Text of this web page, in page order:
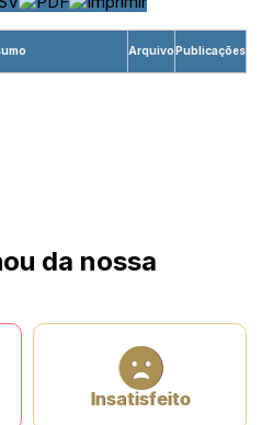
ArquivoPublicações
da nossa
Insatisfeito